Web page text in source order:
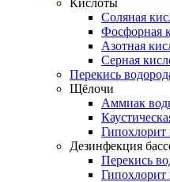
Кислоты
Соляная
Фосфорная
Азотная
Серная
Перекись
Щёлочи
Аммиак
Гипохлорит
Дезинфекция
Перекись
Гипохлорит